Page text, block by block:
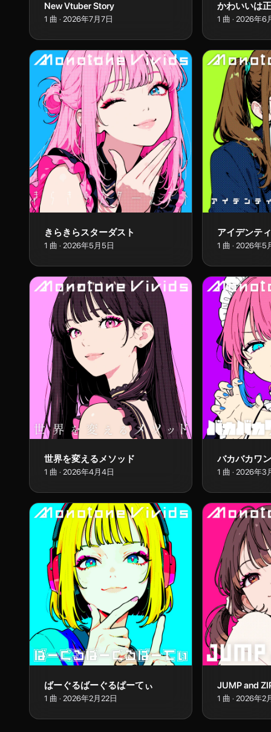
New Vtuber Story
1 曲 · 2026年7月7日
かわいいは
1 曲 · 2026年6
きらきらスターダスト
1 曲 · 2026年5月5日
アイデンテ
1 曲 · 2026年5
世界を変えるメソッド
1 曲 · 2026年4月4日
バカバカワ
1 曲 · 2026年3
ばーぐるばーぐるぱーてぃ
1 曲 · 2026年2月22日
JUMP and
1 曲 · 2026年2